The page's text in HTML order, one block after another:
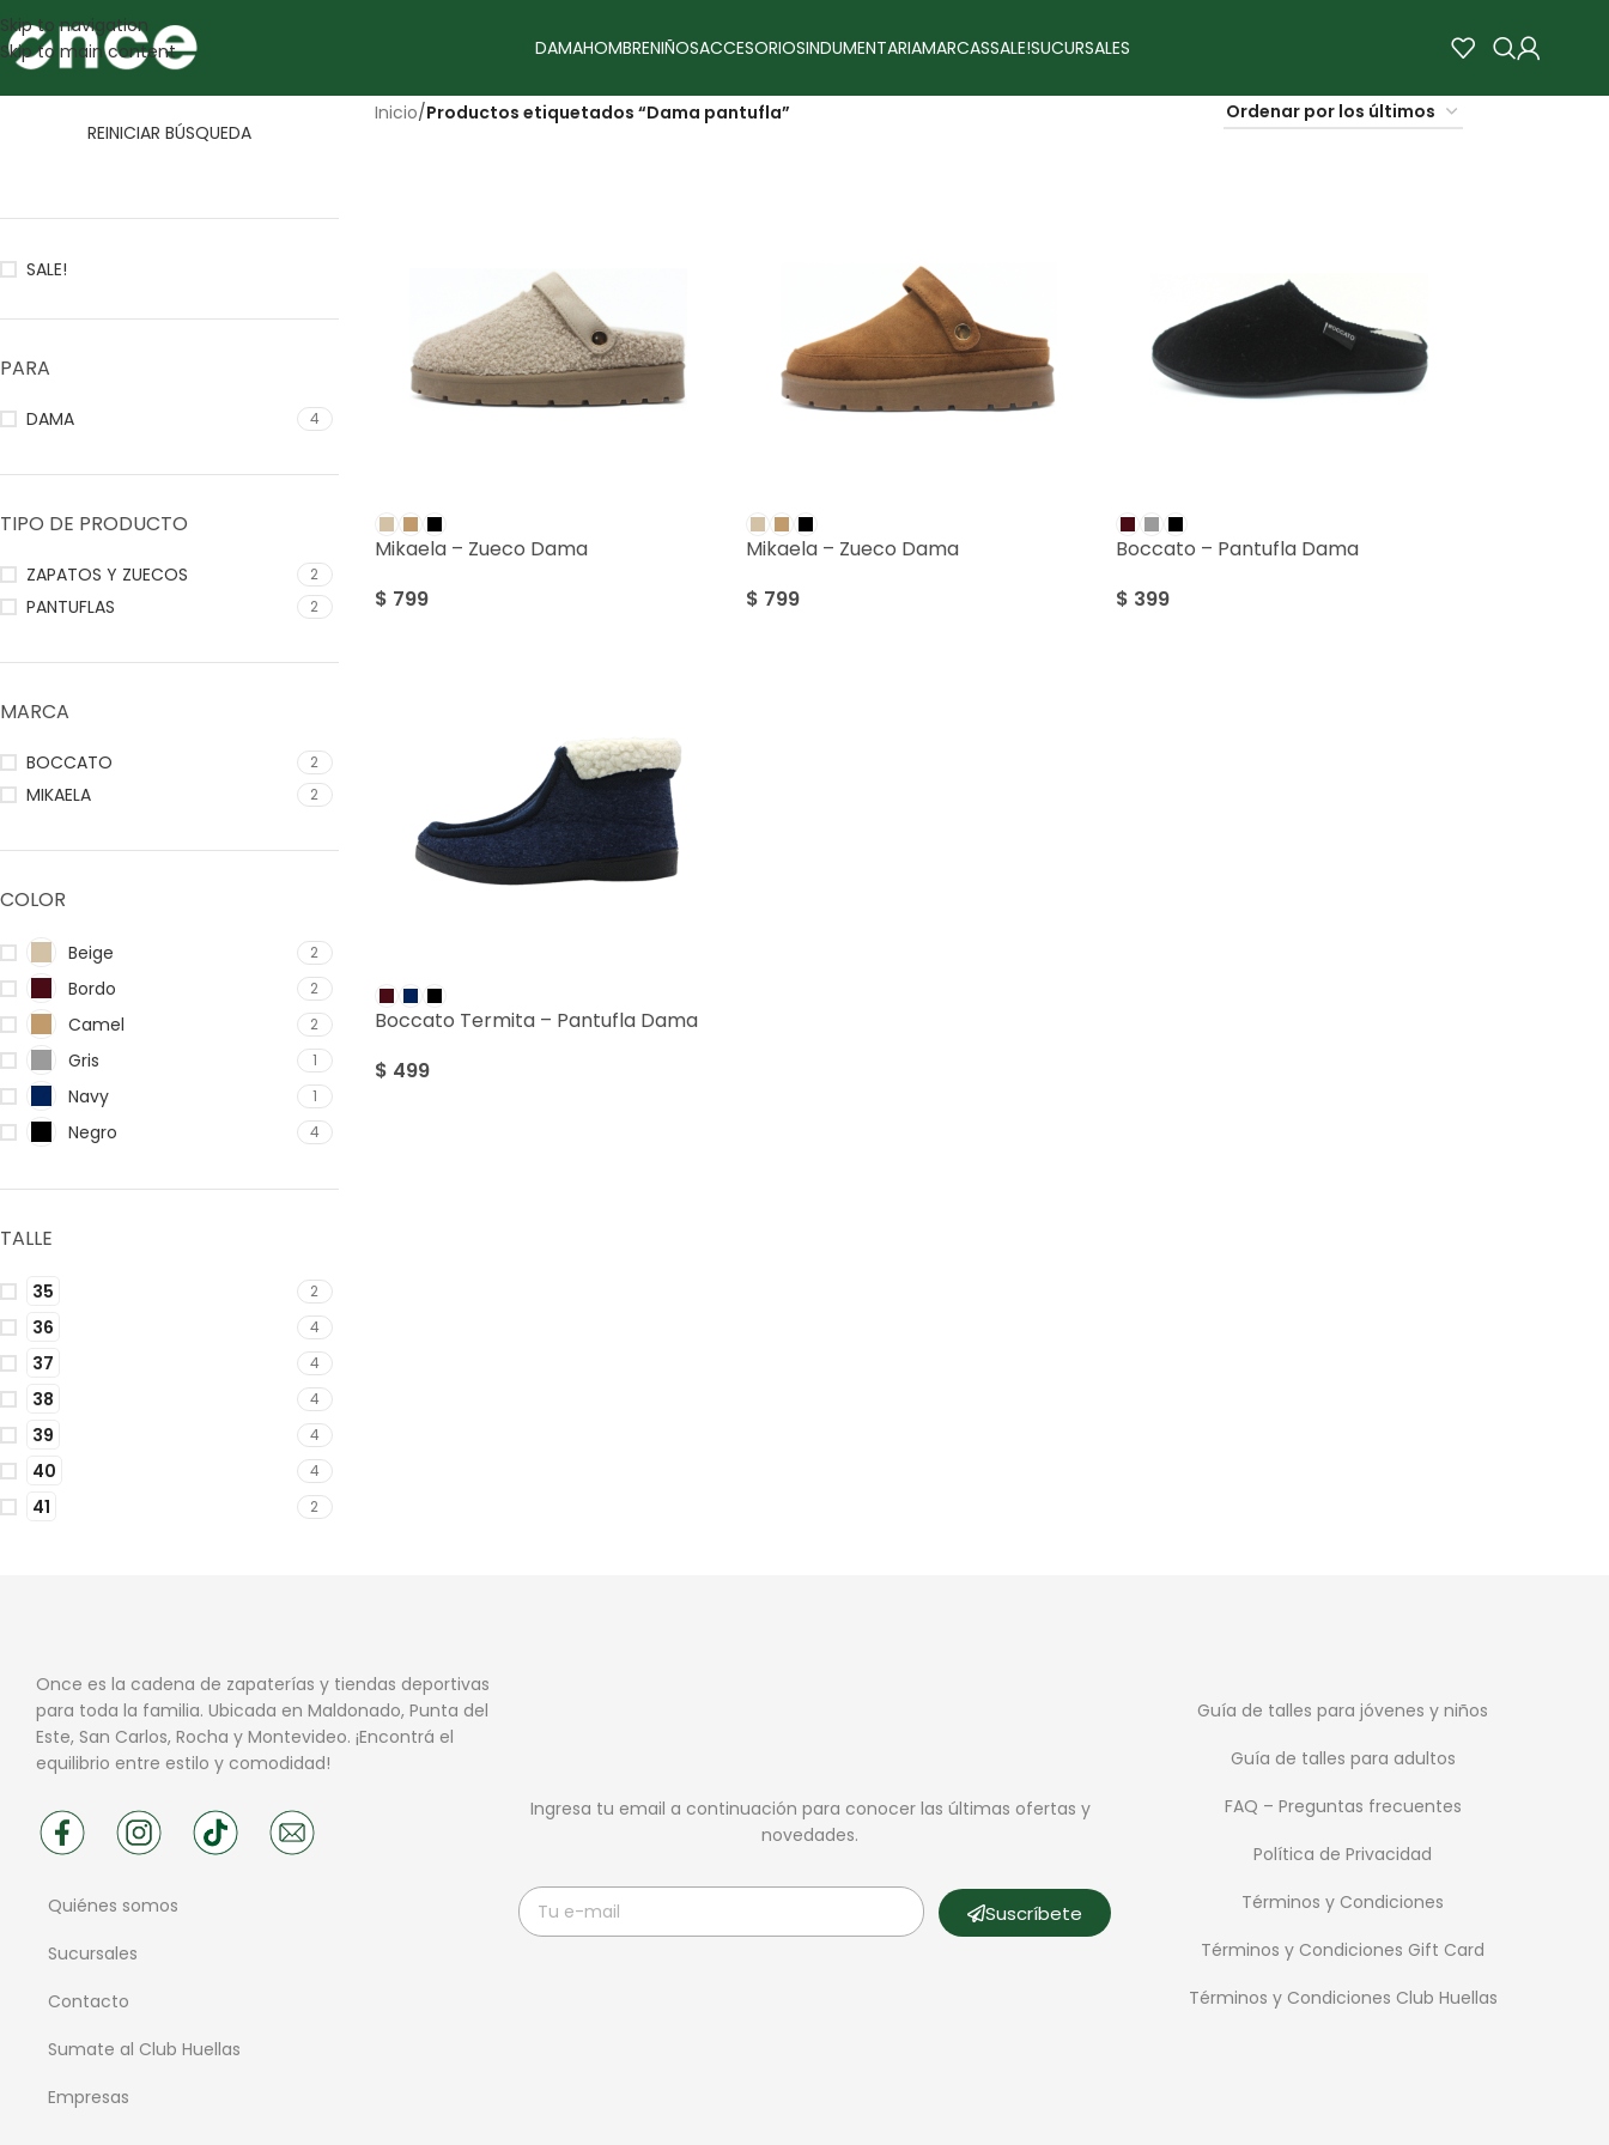
Skip to navigation
Skip to main content
DAMAHOMBRENIÑOSACCESORIOSINDUMENTARIAMARCASSALE!SUCURSALES
REINICIAR BÚSQUEDA
SALE!
PARA
DAMA 4
TIPO DE PRODUCTO
ZAPATOS Y ZUECOS 2
PANTUFLAS 2
MARCA
BOCCATO 2
MIKAELA 2
COLOR
Beige 2
Bordo 2
Camel 2
Gris 1
Navy 1
Negro 4
TALLE
35 2
36 4
37 4
38 4
39 4
40 4
41 2
Inicio/Productos etiquetados “Dama pantufla”
Mikaela – Zueco Dama
$ 799
Mikaela – Zueco Dama
$ 799
Boccato – Pantufla Dama
$ 399
Boccato Termita – Pantufla Dama
$ 499
Once es la cadena de zapaterías y tiendas deportivas
para toda la familia. Ubicada en Maldonado, Punta del
Este, San Carlos, Rocha y Montevideo. ¡Encontrá el
equilibrio entre estilo y comodidad!
Quiénes somos
Sucursales
Contacto
Sumate al Club Huellas
Empresas
Ingresa tu email a continuación para conocer las últimas ofertas y
novedades.
Suscríbete
Guía de talles para jóvenes y niños
Guía de talles para adultos
FAQ – Preguntas frecuentes
Política de Privacidad
Términos y Condiciones
Términos y Condiciones Gift Card
Términos y Condiciones Club Huellas